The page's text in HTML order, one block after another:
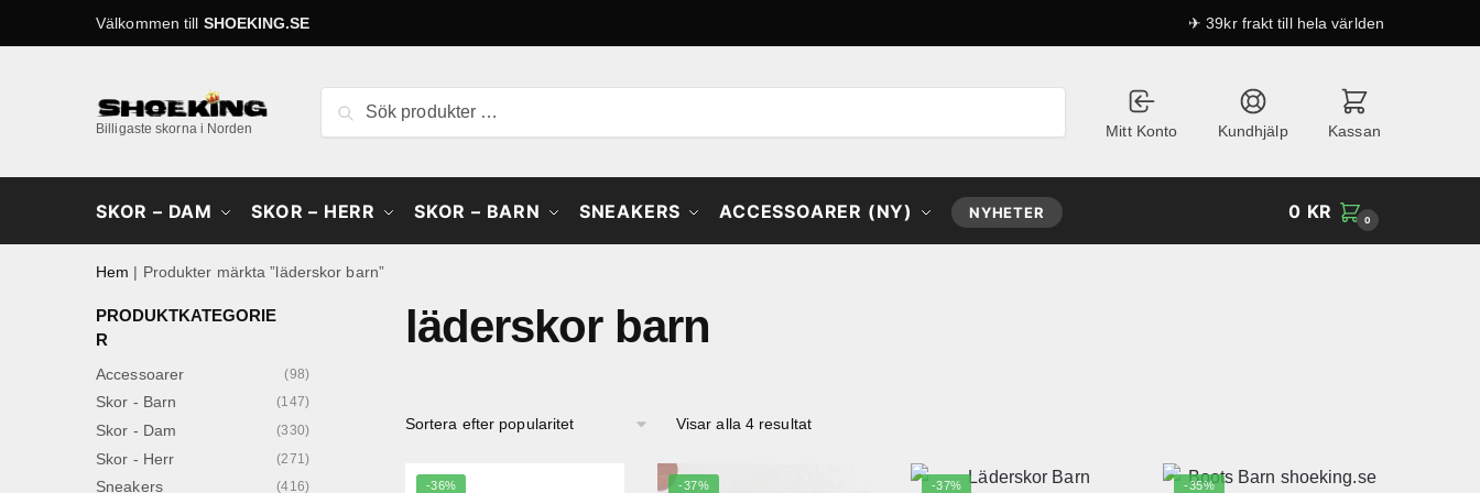
Välkommen till SHOEKING.SE ✈ 39kr frakt till hela världen
Billigaste skorna i Norden
Sök
Mitt Konto Kundhjälp Kassan
SKOR – DAM SKOR – HERR SKOR – BARN SNEAKERS ACCESSOARER (NY) NYHETER 0 KR 0
Hem | Produkter märkta ”läderskor barn”
läderskor barn
Visar alla 4 resultatSortera
-36% -37% -37% -35%
PRODUKTKATEGORIE
R
Accessoarer (98)
Skor - Barn (147)
Skor - Dam (330)
Skor - Herr (271)
Sneakers (416)